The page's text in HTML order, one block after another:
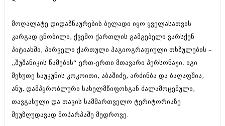
აპრილი 2011 (294)
მარტი 2011 (654)
თებერვალი 2011 (329)
(157)
დეკემბერი 2010 (881)
ნოემბერი 2010 (422)
სექტემბერი 2010 (449)
აგვისტო 2010 (461)
მოღალატე დიდაზნაურების ბელადი იყო ყველასათვის
კარგად ცნობილი, ქვემო ქართლის გამგებელი ვარსქენ
პიტიახში, პირველი ქართული ჰაგიოგრაფიული თხზულების –
„შუშანიკის წამების“ ერთ-ერთი მთავარი პერსონაჟი. იგი
მეხუთე საუკუნის კოკოითი, აბაშიძე, არძინბა და ბაღაფშია,
ანუ, დამპყრობლური სახელმწიფოსგან ძალამოცემული,
თავგასული და თავის სამმართველო ტერიტორიაზე
შეუზღუდავად მოპარპაშე მედროვე.